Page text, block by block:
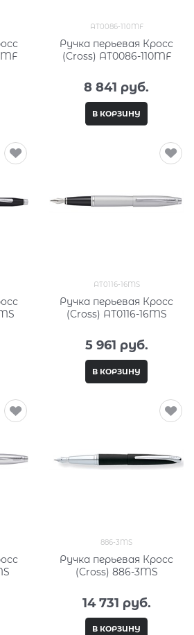
AT0086-110MF
Ручка перьевая Кросс
(Cross) AT0086-110MF
8 841 руб.
В КОРЗИНУ
AT0116-16MS
Ручка перьевая Кросс
(Cross) AT0116-16MS
5 961 руб.
В КОРЗИНУ
886-3MS
Ручка перьевая Кросс
(Cross) 886-3MS
14 731 руб.
В КОРЗИНУ